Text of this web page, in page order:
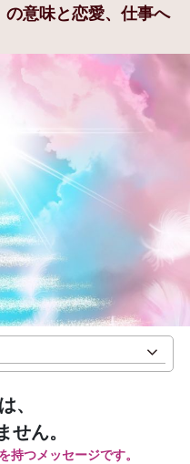
の意味と恋愛、仕事へ
ん。
持つメッセージです。